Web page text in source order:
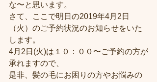
な〜と思います。
さて、ここで明日の2019年4月2日
（火）のご予約状況のお知らせをいた
します。
4月2日(火)は１０：００〜ご予約の方が
承れますので、
是非、髪の毛にお困りの方やお悩みの